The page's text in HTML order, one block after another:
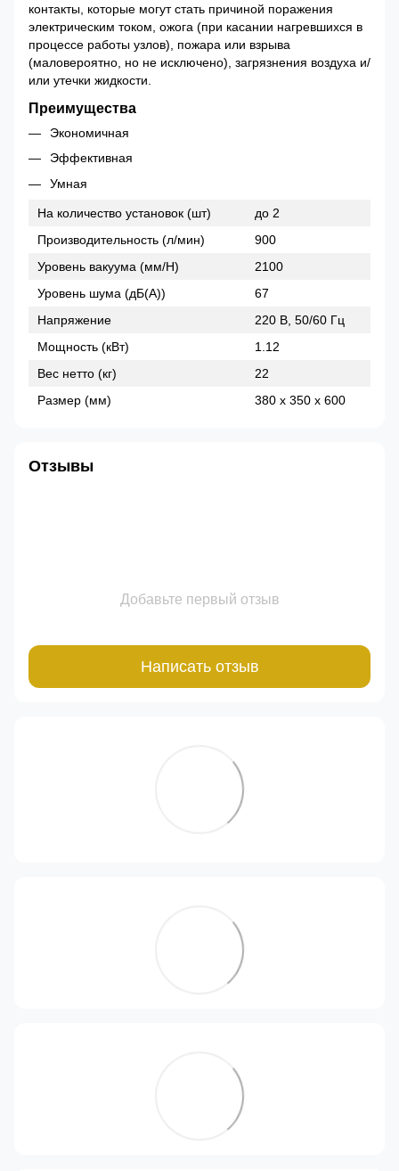
контакты, которые могут стать причиной поражения
электрическим током, ожога (при касании нагревшихся в
процессе работы узлов), пожара или взрыва
(маловероятно, но не исключено), загрязнения воздуха и/
или утечки жидкости.
Преимущества
Экономичная
Эффективная
Умная
На количество установок (шт)
до 2
Производительность (л/мин)
900
Уровень вакуума (мм/Н)
2100
Уровень шума (дБ(A))
67
Напряжение
220 В, 50/60 Гц
Мощность (кВт)
1.12
Вес нетто (кг)
22
Размер (мм)
380 x 350 x 600
Отзывы
Добавьте первый отзыв
Написать отзыв